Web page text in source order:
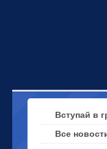
Вступай в
Все